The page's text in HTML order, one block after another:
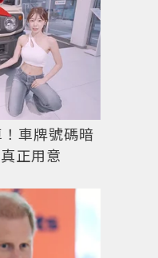
車牌號碼暗
正用意